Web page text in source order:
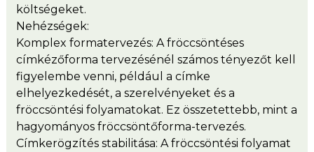
költségeket.
Nehézségek:
Komplex formatervezés: A fröccsöntéses
címkézőforma tervezésénél számos tényezőt kell
figyelembe venni, például a címke
elhelyezkedését, a szerelvényeket és a
fröccsöntési folyamatokat. Ez összetettebb, mint a
hagyományos fröccsöntőforma-tervezés.
Címkerögzítés stabilitása: A fröccsöntési folyamat